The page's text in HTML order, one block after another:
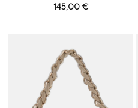
145,00 €